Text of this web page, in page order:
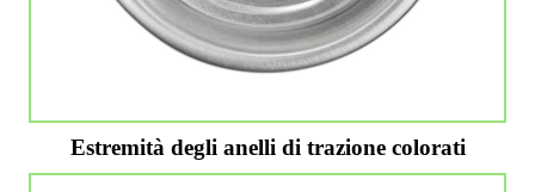
Estremità degli anelli di trazione colorati